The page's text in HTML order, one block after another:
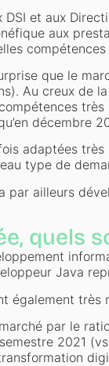
DSI et aux
aux
que le
Au creux de
décembre
adaptées
type de
par ailleurs
quels
Java
également très
par le
semestre 2021